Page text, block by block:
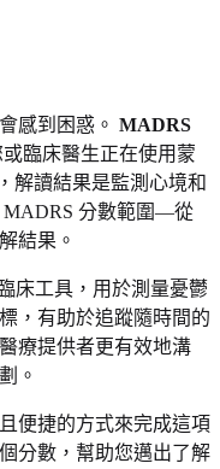
感到困惑。 MADRS
臨床醫生正在使用蒙
解讀結果是監測心境和
MADRS 分數範圍—從
結果。
床工具，用於測量憂鬱
，有助於追蹤隨時間的
療提供者更有效地溝
。
便捷的方式來完成這項
分數，幫助您邁出了解